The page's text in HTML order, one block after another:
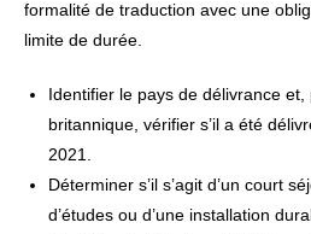
formalité de traduction avec une
limite de durée.
Identifier le pays de délivrance
britannique, vérifier s’il a été
2021.
Déterminer s’il s’agit d’un court
d’études ou d’une installation